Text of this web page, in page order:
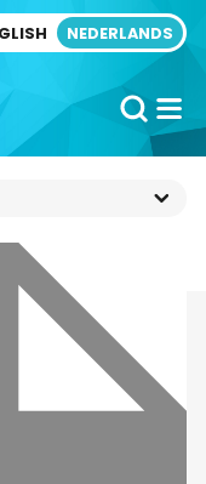
NEDERLANDS